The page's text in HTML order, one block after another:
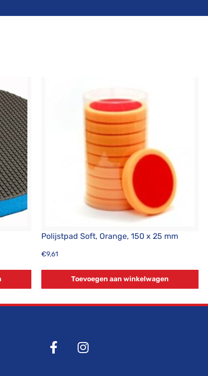
Polijstpad Soft, Orange, 150 x 25 mm
€9,61
Toevoegen aan winkelwagen